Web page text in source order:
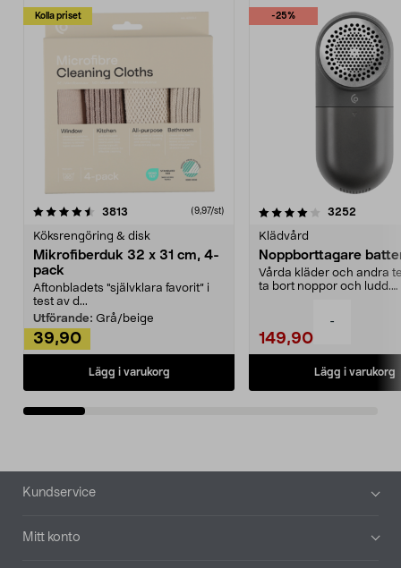
-
Kolla priset
3813 (9,97/st)
Köksrengöring & disk
Mikrofiberduk 32 x 31 cm, 4-
pack
Aftonbladets "självklara favorit” i
test av d...
Utförande: Grå/beige
39,90
Lägg i varukorg
-25%
4.0av 5 stjärnor 3252
Klädvård
Noppborttagare
Vårda kläder och andra
ta bort noppor och ludd.
149,90
Lägg i varukorg
4.5av 5 stjärnor
Sidfot
Kundservice
Mitt konto